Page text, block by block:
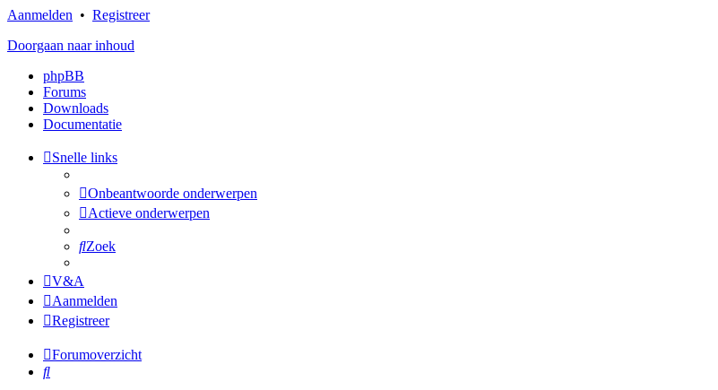
Aanmelden • Registreer
Doorgaan naar inhoud
phpBB
Forums
Downloads
Documentatie
Snelle links
Onbeantwoorde onderwerpen
Actieve onderwerpen
Zoek
V&A
Aanmelden
Registreer
Forumoverzicht
Zoek